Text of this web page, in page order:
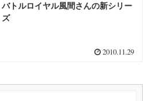
バトルロイヤル風間さんの新シリー
ズ
2010.11.29